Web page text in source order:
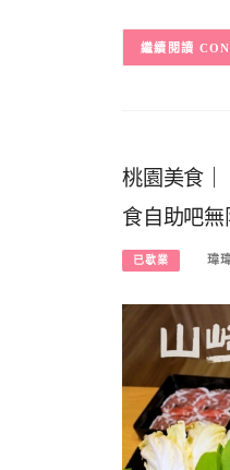
桃園美食
食自助吧無
已歇業 瑋